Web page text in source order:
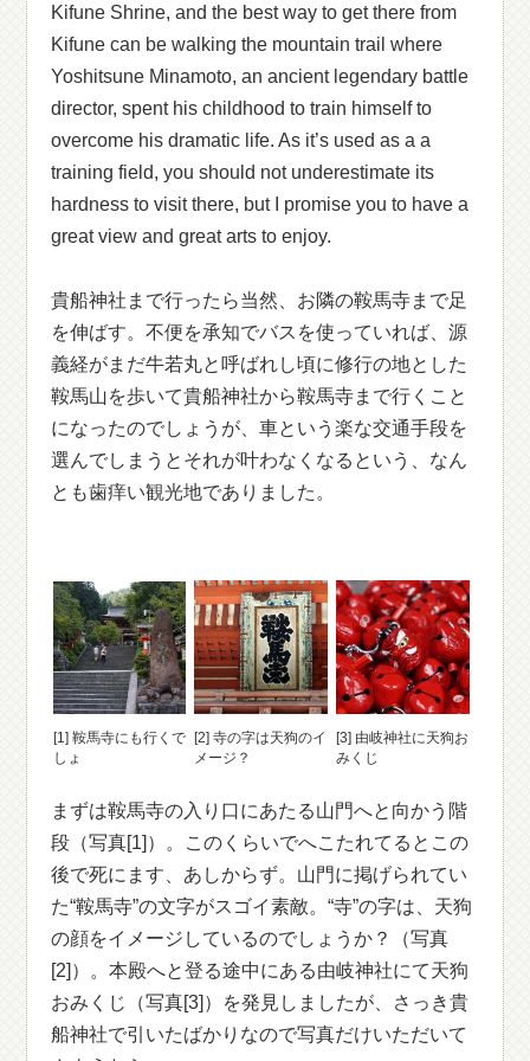
Kifune Shrine, and the best way to get there from
Kifune can be walking the mountain trail where
Yoshitsune Minamoto, an ancient legendary battle
director, spent his childhood to train himself to
overcome his dramatic life. As it’s used as a a
training field, you should not underestimate its
hardness to visit there, but I promise you to have a
great view and great arts to enjoy.
貴船神社まで行ったら当然、お隣の鞍馬寺まで足
を伸ばす。不便を承知でバスを使っていれば、源
義経がまだ牛若丸と呼ばれし頃に修行の地とした
鞍馬山を歩いて貴船神社から鞍馬寺まで行くこと
になったのでしょうが、車という楽な交通手段を
選んでしまうとそれが叶わなくなるという、なん
とも歯痒い観光地でありました。
[1] 鞍馬寺にも行くで
しょ
[2] 寺の字は天狗のイ
メージ？
[3] 由岐神社に天狗お
みくじ
まずは鞍馬寺の入り口にあたる山門へと向かう階
段（写真[1]）。このくらいでへこたれてるとこの
後で死にます、あしからず。山門に掲げられてい
た“鞍馬寺”の文字がスゴイ素敵。“寺”の字は、天狗
の顔をイメージしているのでしょうか？（写真
[2]）。本殿へと登る途中にある由岐神社にて天狗
おみくじ（写真[3]）を発見しましたが、さっき貴
船神社で引いたばかりなので写真だけいただいて